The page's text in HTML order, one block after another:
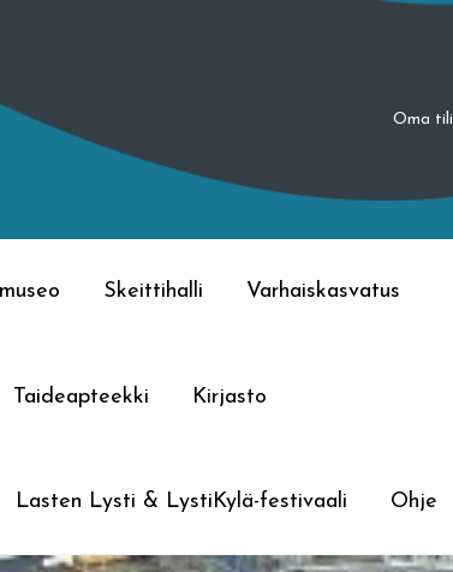
Oma tili
Skeittihalli Varhaiskasvatus
Taideapteekki Kirjasto
Lasten Lysti & LystiKylä-festivaali Ohje